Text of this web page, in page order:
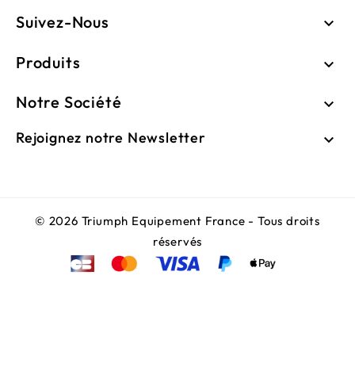
Suivez-Nous 
Produits 
Notre Société 
Rejoignez notre Newsletter 
© 2026 Triumph Equipement France - Tous droits
réservés